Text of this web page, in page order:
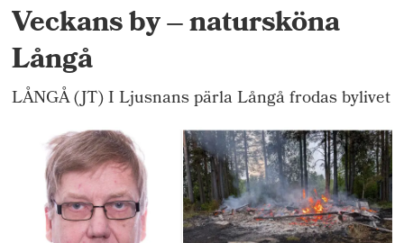
Veckans by – natursköna
Långå
LÅNGÅ (JT) I Ljusnans pärla Långå frodas bylivet